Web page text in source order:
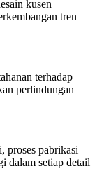
kusen
tren
terhadap
perlindungan
proses pabrikasi
dalam setiap detail